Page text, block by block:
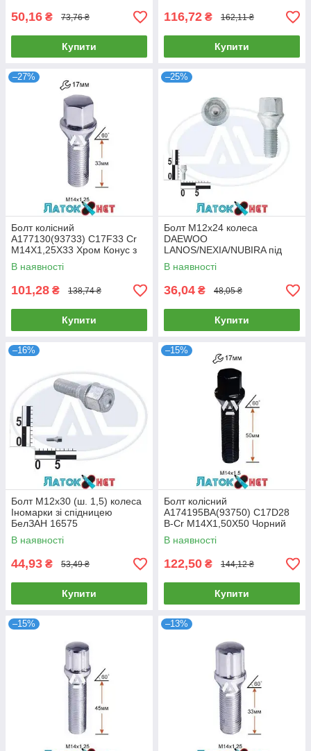
50,16 ₴ 73,76 ₴
Купити
116,72 ₴ 162,11 ₴
Купити
–27%
Болт колісний
A177130(93733) C17F33 Cr
M14X1,25X33 Хром Конус з
виступом ключ 17 мм
В наявності
101,28 ₴ 138,74 ₴
Купити
–25%
Болт М12х24 колеса
DAEWOO
LANOS/NEXIA/NUBIRA під
ключ 17 32493
В наявності
36,04 ₴ 48,05 ₴
Купити
–16%
Болт М12х30 (ш. 1,5) колеса
Іномарки зі спідницею
БелЗАН 16575
В наявності
44,93 ₴ 53,49 ₴
Купити
–15%
Болт колісний
A174195BA(93750) C17D28
B-Cr M14X1,50X50 Чорний
Хром Конус з виступом ключ
17 мм
В наявності
122,50 ₴ 144,12 ₴
Купити
–15% –13%